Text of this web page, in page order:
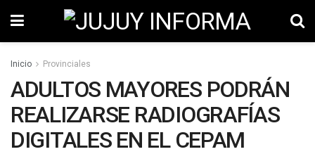
Inicio Provinciales
ADULTOS MAYORES PODRÁN
REALIZARSE RADIOGRAFÍAS
DIGITALES EN EL CEPAM